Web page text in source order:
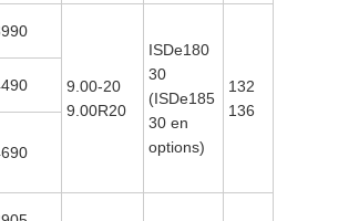
9.00-20
9.00R20
ISDe180
30
(ISDe185
30 en
options)
132
136